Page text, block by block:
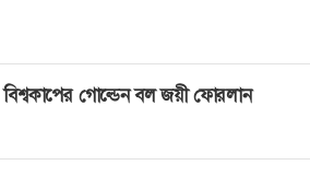
গোল্ডেন বল জয়ী ফোরলান